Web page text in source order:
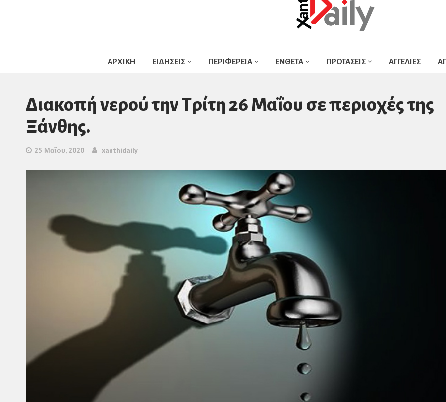
ΑΡΧΙΚΗ ΕΙΔΗΣΕΙΣ ΠΕΡΙΦΕΡΕΙΑ ΕΝΘΕΤΑ ΠΡΟΤΑΣΕΙΣ ΑΓΓΕΛΙΕΣ
Διακοπή νερού την Τρίτη 26 Μαΐου σε περιοχές της
Ξάνθης.
25 Μαΐου, 2020 xanthidaily